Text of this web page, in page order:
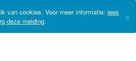
van cookies. Voor meer informatie: lees
deze melding. ×